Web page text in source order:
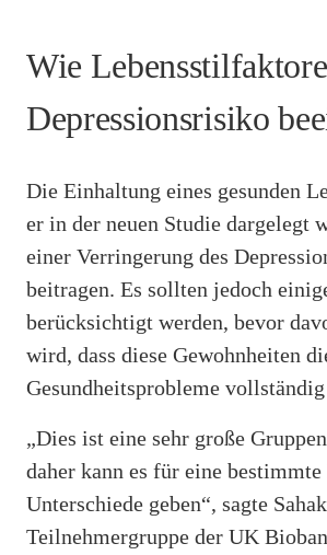
Wie
Depressionsrisiko
Die Einhaltung eines gesunden
er in der neuen Studie dargelegt
einer Verringerung des
beitragen. Es sollten jedoch
berücksichtigt werden, bevor
wird, dass diese Gewohnheiten
Gesundheitsprobleme
„Dies ist eine sehr große
daher kann es für eine bestimmte
Unterschiede geben“, sagte
Teilnehmergruppe der UK